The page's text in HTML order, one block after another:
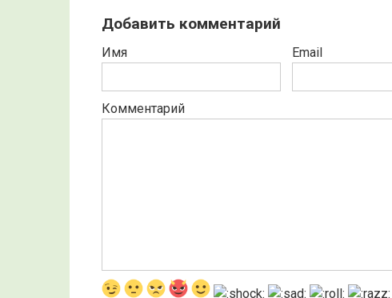
Добавить комментарий
Имя Email
Комментарий